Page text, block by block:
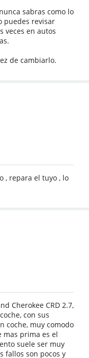
sabras como lo
puedes revisar
veces en autos
de cambiarlo.
, repara el tuyo , lo
Cherokee CRD 2.7,
con sus
coche, muy comodo
mas prima es el
suele ser muy
fallos son pocos y